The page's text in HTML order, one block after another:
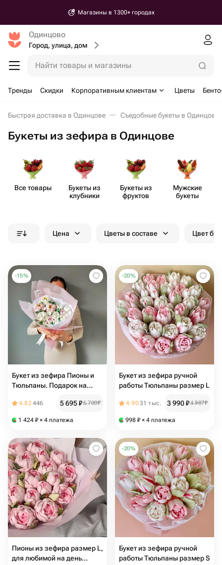
Магазины в 1300+ городах
Одинцово
Город, улица, дом
Найти товары и магазины
Тренды Скидки Корпоративным клиентам Цветы
Быстрая доставка в Одинцове Съедобные букеты в Одинцове
Букеты из зефира в Одинцове
Все товары
Букеты из
клубники
Букеты из
фруктов
Мужские
букеты
Цена Цветы в составе Цвет
-15%
Букет из зефира Пионы и
Тюльпаны. Подарок на
4.82446 5 695₽6 700₽
1 424 ₽ × 4 платежа
-20%
Букет из зефира ручной
работы Тюльпаны размер L
4.9031 тыс. 3 990₽4 987₽
998 ₽ × 4 платежа
Пионы из зефира размер L,
для любимой на день
-20%
Букет из зефира ручной
работы Тюльпаны размер S